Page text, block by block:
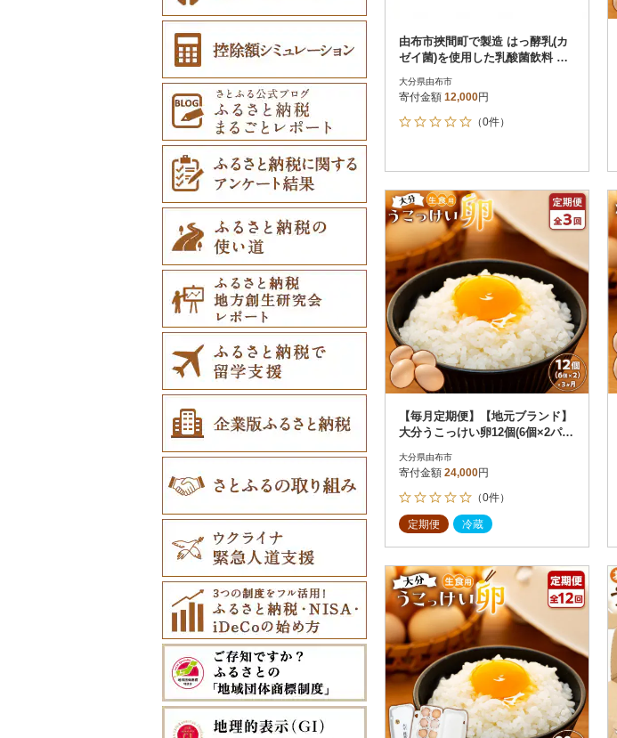
防災グッズ（0）
その他雑貨（21）
由布市挾間町で製造 はっ酵乳(カ
ゼイ菌)を使用した乳酸菌飲料 ヨ
大分県由布市
寄付金額 12,000円
（0件）
【毎月定期便】【地元ブランド】
大分うこっけい卵12個(6個×2パッ
大分県由布市
寄付金額 24,000円
（0件）
定期便 冷蔵